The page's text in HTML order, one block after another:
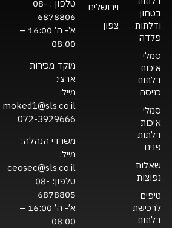
בטחון
ודלתות
פלדה
סמלי
איכות
דלתות
כניסה
סמלי
איכות
דלתות
פנים
שאלות
נפוצות
טיפים
לרכישת
דלתות
וירושלים
צפון
טלפון : 08-
6878806
א’- ה’ 16:00 –
08:00
מוקד מכירות
ארצי:
מייל:
moked1@sls.co.il
072-3929666
משרדי הנהלה:
מייל:
ceosec@sls.co.il
טלפון: 08-
6878805
א’- ה’ 16:00 –
08:00